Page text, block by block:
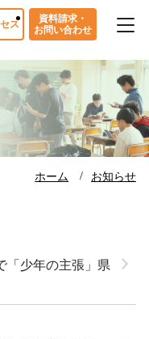
ス
資料請求・
お問い合わせ
ホーム お知らせ
「少年の主張」県